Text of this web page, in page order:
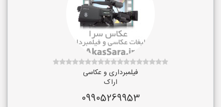
فیلمبرداری و عکاسی
اراک
09905269953